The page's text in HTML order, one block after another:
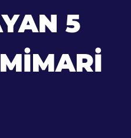
5